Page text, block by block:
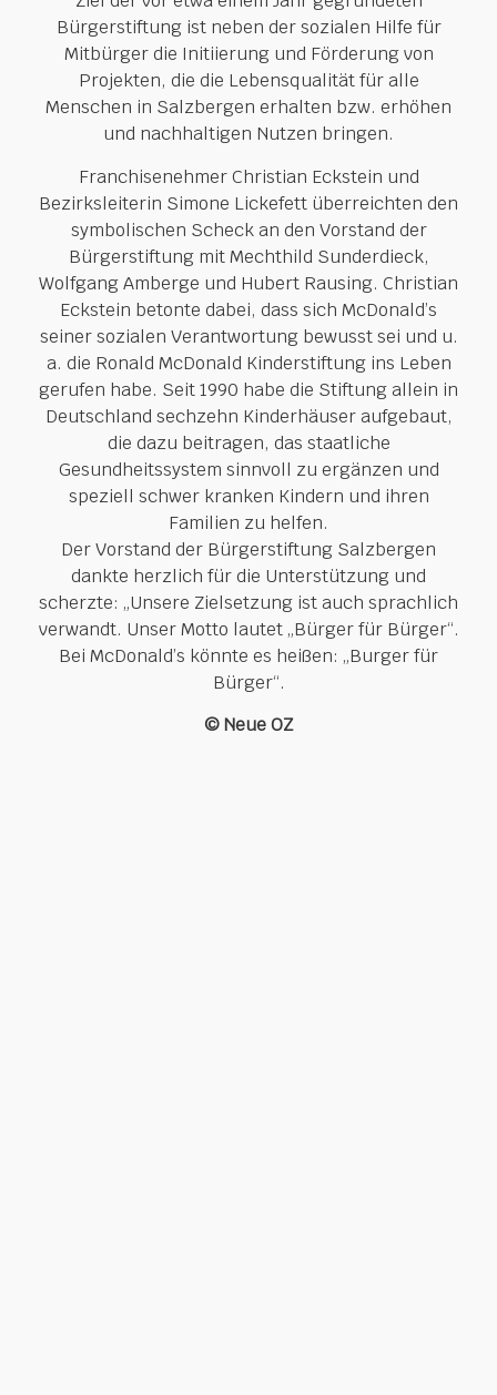
Bürgerstiftung ist neben der sozialen Hilfe für
Mitbürger die Initiierung und Förderung von
Projekten, die die Lebensqualität für alle
Menschen in Salzbergen erhalten bzw. erhöhen
und nachhaltigen Nutzen bringen.
Franchisenehmer Christian Eckstein und
Bezirksleiterin Simone Lickefett überreichten den
symbolischen Scheck an den Vorstand der
Bürgerstiftung mit Mechthild Sunderdieck,
Wolfgang Amberge und Hubert Rausing. Christian
Eckstein betonte dabei, dass sich McDonald’s
seiner sozialen Verantwortung bewusst sei und u.
a. die Ronald McDonald Kinderstiftung ins Leben
gerufen habe. Seit 1990 habe die Stiftung allein in
Deutschland sechzehn Kinderhäuser aufgebaut,
die dazu beitragen, das staatliche
Gesundheitssystem sinnvoll zu ergänzen und
speziell schwer kranken Kindern und ihren
Familien zu helfen.
Der Vorstand der Bürgerstiftung Salzbergen
dankte herzlich für die Unterstützung und
scherzte: „Unsere Zielsetzung ist auch sprachlich
verwandt. Unser Motto lautet „Bürger für Bürger“.
Bei McDonald’s könnte es heißen: „Burger für
Bürger“.
© Neue OZ